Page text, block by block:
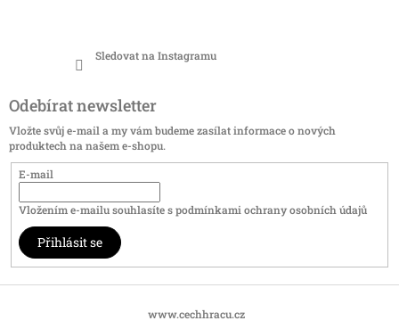
Sledovat na Instagramu
Odebírat newsletter
Vložte svůj e-mail a my vám budeme zasílat informace o nových
produktech na našem e-shopu.
E-mail
Vložením e-mailu souhlasíte spodmínkami ochrany osobních údajů
Přihlásit se
www.cechhracu.cz